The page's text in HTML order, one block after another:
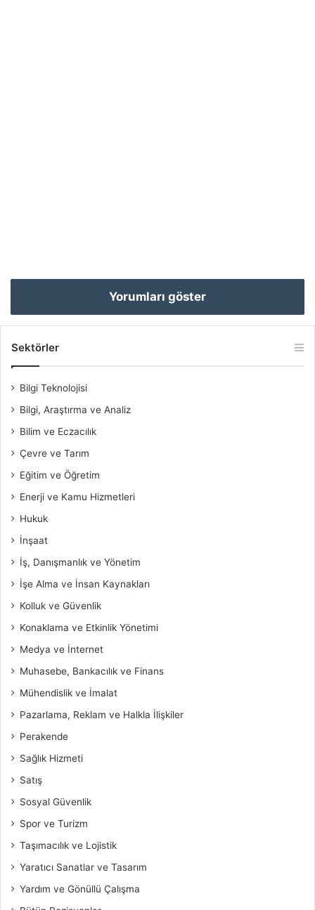
Yorumları göster
Sektörler
Bilgi Teknolojisi
Bilgi, Araştırma ve Analiz
Bilim ve Eczacılık
Çevre ve Tarım
Eğitim ve Öğretim
Enerji ve Kamu Hizmetleri
Hukuk
İnşaat
İş, Danışmanlık ve Yönetim
İşe Alma ve İnsan Kaynakları
Kolluk ve Güvenlik
Konaklama ve Etkinlik Yönetimi
Medya ve İnternet
Muhasebe, Bankacılık ve Finans
Mühendislik ve İmalat
Pazarlama, Reklam ve Halkla İlişkiler
Perakende
Sağlık Hizmeti
Satış
Sosyal Güvenlik
Spor ve Turizm
Taşımacılık ve Lojistik
Yaratıcı Sanatlar ve Tasarım
Yardım ve Gönüllü Çalışma